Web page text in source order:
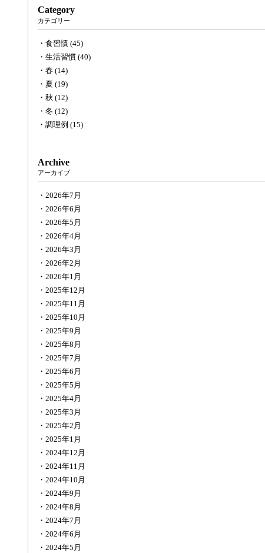
Category
カテゴリー
食習慣 (45)
生活習慣 (40)
春 (14)
夏 (19)
秋 (12)
冬 (12)
調理例 (15)
Archive
アーカイブ
2026年7月
2026年6月
2026年5月
2026年4月
2026年3月
2026年2月
2026年1月
2025年12月
2025年11月
2025年10月
2025年9月
2025年8月
2025年7月
2025年6月
2025年5月
2025年4月
2025年3月
2025年2月
2025年1月
2024年12月
2024年11月
2024年10月
2024年9月
2024年8月
2024年7月
2024年6月
2024年5月